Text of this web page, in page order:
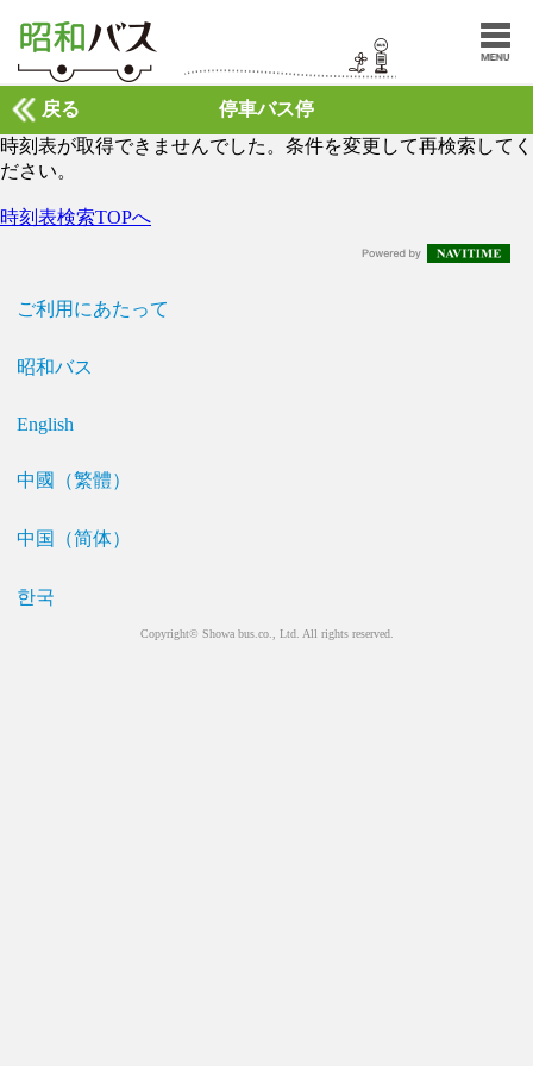
停車バス停
戻る
時刻表が取得できませんでした。条件を変更して再検索してく
ださい。
時刻表検索TOPへ
ご利用にあたって
昭和バス
English
中國（繁體）
中国（简体）
한국
Copyright© Showa bus.co., Ltd. All rights reserved.